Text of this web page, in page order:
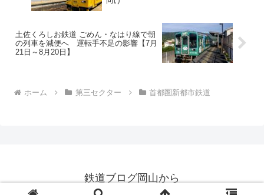
土佐くろしお鉄道 ごめん・なはり線で朝
の列車を減便へ 運転手不足の影響【7月
21日～8月20日】
ホーム 第三セクター 首都圏新都市鉄道
鉄道ブログ岡山から